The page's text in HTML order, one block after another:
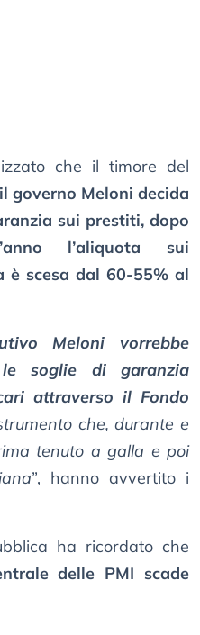
che il timore del
governo Meloni decida
sui prestiti, dopo
l’aliquota sui
scesa dal 60-55% al
Meloni vorrebbe
soglie di garanzia
attraverso il Fondo
che, durante e
tenuto a galla e poi
”, hanno avvertito i
ha ricordato che
delle PMI scade